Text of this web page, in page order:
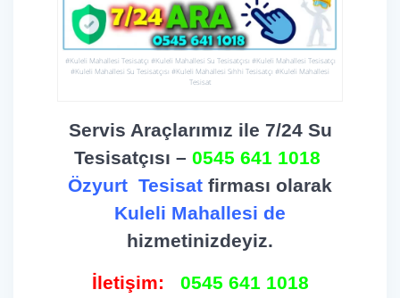
#Kuleli Mahallesi Tesisatçı #Kuleli Mahallesi Su Tesisatçısı #Kuleli Mahallesi Tesisatçı
#Kuleli Mahallesi Su Tesisatçısı #Kuleli Mahallesi Sıhhi Tesisatçı #Kuleli Mahallesi
Tesisat
Servis Araçlarımız ile 7/24 Su
Tesisatçısı – 0545 641 1018
Özyurt Tesisat firması olarak
Kuleli Mahallesi de
hizmetinizdeyiz.
İletişim: 0545 641 1018